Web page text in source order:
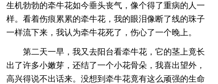
生机勃勃的牵牛花如今垂头丧气，像个得了重病的人一
样。看着伤痕累累的牵牛花，我的眼泪像断了线的珠子
一样流下来，我认为牵牛花死了，伤心了一个晚上。
第二天一早，我又去阳台看牵牛花，它的茎上竟长
出了许多小嫩芽，还结了一个小花骨朵，我喜出望外，
高兴得说不出话来。没想到牵牛花竟有这么顽强的生命